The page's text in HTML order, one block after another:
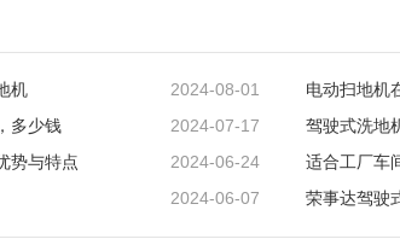
机 2024-08-01 电动扫地机
多少钱 2024-07-17 驾驶式洗地
势与特点 2024-06-24 适合工厂车
2024-06-07 荣事达驾驶